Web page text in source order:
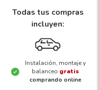
Todas tus compras
incluyen:
Instalación, montaje y
balanceo gratis
comprando online